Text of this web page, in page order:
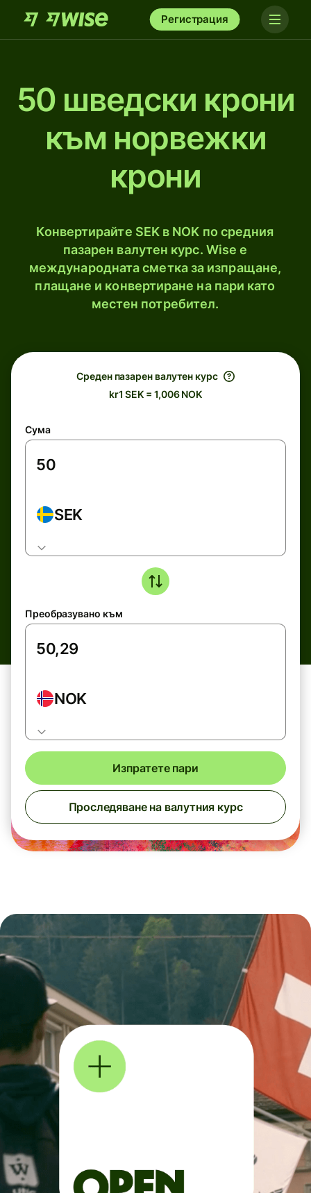
Регистрация
50 шведски крони
към норвежки
крони
Конвертирайте SEK в NOK по средния
пазарен валутен курс. Wise е
международната сметка за изпращане,
плащане и конвертиране на пари като
местен потребител.
Среден пазарен валутен курс
kr1 SEK = 1,006 NOK
Сума
SEK
Преобразувано към
NOK
Изпратете пари
Проследяване на валутния курс